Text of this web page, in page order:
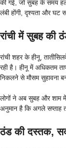
की गई, जो सुबह के समय
लंबी होंगी, दृश्यता और घट
रांची में सुबह की
रांची शहर के हीनू,
रही है। हीनू में अधिकतम
निकलने से मौसम सुहावना
लोगों ने अब सुबह और शाम में
अनुमान है कि अगले सप्ताह
ठंड की दस्तक,